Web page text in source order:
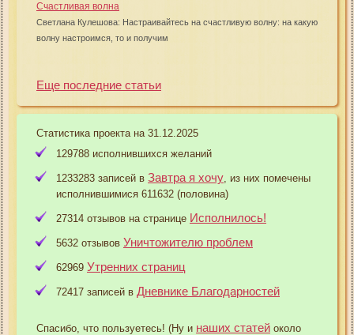
Счастливая волна
Светлана Кулешова: Настраивайтесь на счастливую волну: на какую
волну настроимся, то и получим
Еще последние статьи
Статистика проекта на 31.12.2025
129788 исполнившихся желаний
1233283 записей в Завтра я хочу , из них помечены
исполнившимися 611632 (половина)
27314 отзывов на странице Исполнилось!
5632 отзывов Уничтожителю проблем
62969 Утренних страниц
72417 записей в Дневнике Благодарностей
Спасибо, что пользуетесь! (Ну и наших статей около